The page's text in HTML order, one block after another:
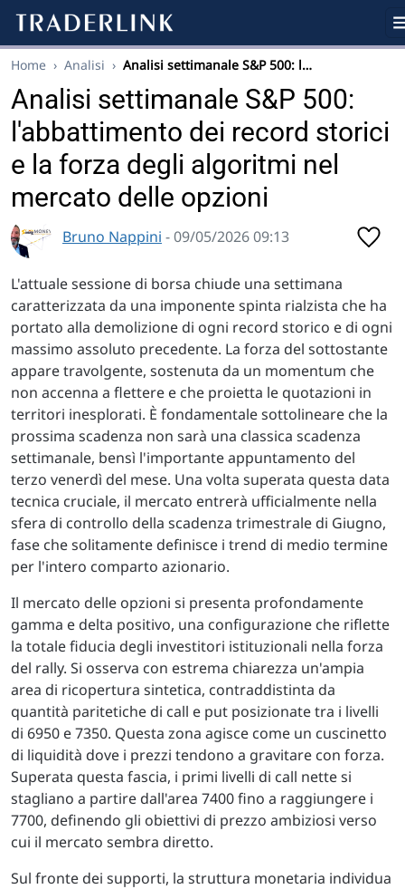
Home › Analisi › Analisi settimanale S&P 500: l…
Analisi settimanale S&P 500:
l'abbattimento dei record storici
e la forza degli algoritmi nel
mercato delle opzioni
Bruno Nappini - 09/05/2026 09:13
L'attuale sessione di borsa chiude una settimana
caratterizzata da una imponente spinta rialzista che ha
portato alla demolizione di ogni record storico e di ogni
massimo assoluto precedente. La forza del sottostante
appare travolgente, sostenuta da un momentum che
non accenna a flettere e che proietta le quotazioni in
territori inesplorati. È fondamentale sottolineare che la
prossima scadenza non sarà una classica scadenza
settimanale, bensì l'importante appuntamento del
terzo venerdì del mese. Una volta superata questa data
tecnica cruciale, il mercato entrerà ufficialmente nella
sfera di controllo della scadenza trimestrale di Giugno,
fase che solitamente definisce i trend di medio termine
per l'intero comparto azionario.
Il mercato delle opzioni si presenta profondamente
gamma e delta positivo, una configurazione che riflette
la totale fiducia degli investitori istituzionali nella forza
del rally. Si osserva con estrema chiarezza un'ampia
area di ricopertura sintetica, contraddistinta da
quantità paritetiche di call e put posizionate tra i livelli
di 6950 e 7350. Questa zona agisce come un cuscinetto
di liquidità dove i prezzi tendono a gravitare con forza.
Superata questa fascia, i primi livelli di call nette si
stagliano a partire dall'area 7400 fino a raggiungere i
7700, definendo gli obiettivi di prezzo ambiziosi verso
cui il mercato sembra diretto.
Sul fronte dei supporti, la struttura monetaria individua